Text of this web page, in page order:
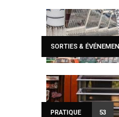
SORTIES &
PRATIQUE 53